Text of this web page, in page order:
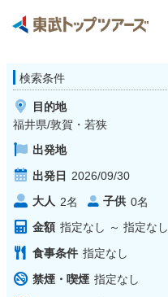
検索条件
目的地
福井県/敦賀・若狭
出発地
出発日 2026/09/30
大人 2名 子供 0名
金額 指定なし ～ 指定なし
食事条件 指定なし
禁煙・喫煙 指定なし